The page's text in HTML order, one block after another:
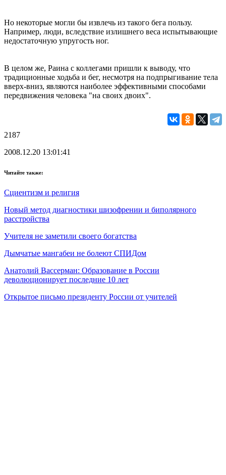
Но некоторые могли бы извлечь из такого бега пользу.
Например, люди, вследствие излишнего веса испытывающие
недостаточную упругость ног.
В целом же, Раина с коллегами пришли к выводу, что
традиционные ходьба и бег, несмотря на подпрыгивание тела
вверх-вниз, являются наиболее эффективными способами
передвижения человека "на своих двоих".
2187
2008.12.20 13:01:41
Читайте также:
Сциентизм и религия
Новый метод диагностики шизофрении и биполярного
расстройства
Учителя не заметили своего богатства
Дымчатые мангабеи не болеют СПИДом
Анатолий Вассерман: Образование в России
деволюционирует последние 10 лет
Открытое письмо президенту России от учителей